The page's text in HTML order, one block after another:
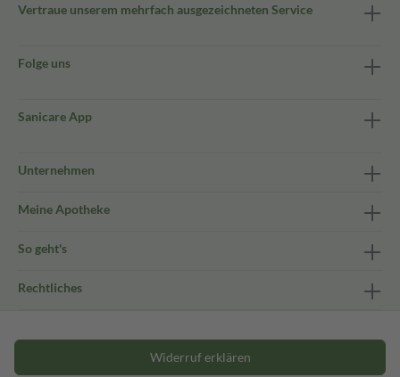
Vertraue unserem mehrfach ausgezeichneten Service
Folge uns
Sanicare App
Unternehmen
Meine Apotheke
So geht's
Rechtliches
Widerruf erklären